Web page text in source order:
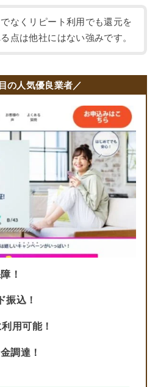
なくリピート利用でも還元を
点は他社にはない強みです。
の人気優良業者／
！
振込！
用可能！
調達！